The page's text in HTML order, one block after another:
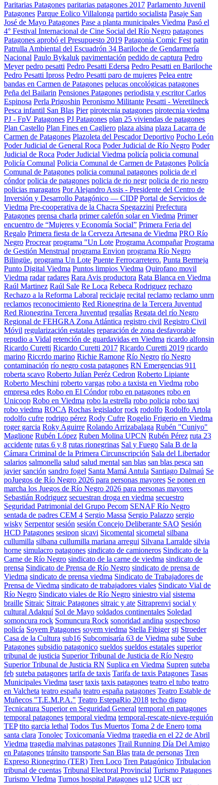
Paritarias Patagones paritarias patagones 2017 Parlamento Juvenil
Patagones Parque Eolico Villalonga partido socialista Pasaje San
José de Mayo Patagones Pase a planta municipales Viedma Pasó el
4° Festival Internacional de Cine Social del Río Negro patagones
Patagones aprobó el Presupuesto 2019 Patagonia Comic Fest patin
Patrulla Ambiental del Escuadrón 34 Bariloche de Gendarmería
Nacional Paulo Bykaluk pavimentación pedido de captura Pedro
Meyer pedro pesatti Pedro Pesatti Edersa Pedro Pesatti en Bariloche
Pedro Pesatti Ipross Pedro Pesatti paro de mujeres Pelea entre
bandas en Carmen de Patagones pelucas oncológicas patagones
Peña del Bailarin Pensiones Patagones periodista y escritor Carlos
Espinosa Perla Prigoshin Peronismo Militante Pesatti - Weretilneck
Pesca infantil San Blas Pier pirotecnia patagones pirotecnia viedma
PJ - FpV Patagones PJ Patagones plan 25 viviendas de patagones
Plan Castello Plan Fines en Cagliero plaza alsina plaza Lacarra de
Carmen de Patagones Plazoleta del Pescador Deportivo Pocho León
Poder Judicial de General Roca Poder Judicial de Río Negro Poder
Judicial de Roca Poder Judicial Viedma policía policia comunal
Policía Comunal Policia Comunal de Carmen de Patagones Policía
Comunal de Patagones policia comunal patagones policia de el
cóndor policia de patagones policia de rio negr policia de rio negro
policias maragatos Por Alejandro Assis - Presidente del Centro de
Inversión y Desarrollo Patagónico — CIDP Portal de Servicios de
Viedma Pre-cooperativa de la Chacra Spegazzini Prefectura
Patagones prensa charla primer calefón solar en Viedma Primer
encuentro de “Mujeres y Economía Social” Primera Feria del
Regalo Primera fiesta de la Cerveza Artesana de Viedma PRO Río
Negro Procrear programa "Un Lote Programa Acompañar Programa
de Gestión Menstrual programa Envion programa Río Negro
Bilingüe. programa Un Lote Puente Ferrocarretero. Punta Bermeja
Punto Digital Viedma Puntos limpios Viedma Quirofano movil
Viedma radar radares Rara Avis productora Rata Blanca en Viedma
Raúl Martinez Raúl Sale Re Loca Rebeca Rodriguez rechazo
Rechazo a la Reforma Laboral reciclaje recital reclamo reclamo unrn
reclamos reconocimiento Red Rionegrina de la Tercera Juventud
Red Rionegrina Tercera Juventud regalías Regata del río Negro
Regional de FEHGRA Zona Atlántica registro civil Registro Civil
Móvil regularización estatales reparación de zona desfavorable
repudio a Vidal retención de guardavidas en Viedma ricardo alfonsin
Ricardo Curetti Ricardo Curetti 2017 Ricardo Curetti 2019 ricardo
marino Riccrdo marino Richie Ramone Río Negro río Negro
contaminación río negro costa patagones RN Emergencias 911
roberta scavo Roberto Julían Peréz Cedron Roberto Lipiante
Roberto Meschini roberto vargas robo a taxista en Viedma robo
empresa edes Robo en El Cóndor robo en patagones robo en
Unicoop Robo en Viedma robo la estrella robo policia robo taxi
robo viedma ROCA Rochas legislador rock rodolfo Rodolfo Artola
rodolfo cufre rodrigo pérez Rody Cufre Rogelio Frigerio en Viedma
roger garcia Roky Aguirre Rolando Arrizabalaga Rubén "Cuniyo"
Maglione Rubén López Ruben Molina UPCN Rubén Pérez ruta 23
accidente rutas 6 y 8 rutas rionegrinas Sal y Fuego Sala B de la
Cámara Criminal de la Primera Circunscripción Sala del Libertador
salarios salmonella salud salud mental san blas san blas pesca san
javier sanción sandro fogel Santa Mamá Antula Santiago Dalmaú Se
poJuegos de Río Negro 2026 para personas mayores Se ponen en
marcha los Juegos de Río Negro 2026 para personas mayores
Sebastián Rodriguez secuestran droga en viedma secuestro
Seguridad Patrimonial del Grupo Pecom SENAF Río Negro
sentada de padres CEM 4 Sergio Massa Sergio Palazzo sergio
wisky Serpentor sesión sesión Concejo Deliberante SAO Sesión
HCD Patagones sesipon sicavi Sicomental sicometal silbana
cullumilla silbana cullumilla mariana arregui Silvana Larralde silvia
horne simulacro patagones sindicato de camioneros Sindicato de la
Carne de Río Negro sindicato de la carne de viedma sindicato de
prensa Sindicato de Prensa de Río Negro sindicato de prensa de
Viedma sindicato de prensa viedma Sindicato de Trabajadores de
Prensa de Viedma sindicato de trabajadores viales Sindicato Vial de
Río Negro Sindicato viales de Río Negro siniestro vial sistema
braille Sitraic Sitraic Patagones sitraic y ate Sitraprenvi social y
cultural Adalquí Sol de Mayo soldados continentales Soledad
somoncura rock Somuncura Rock sonoridad andina sospechoso
policía Soyem Patagones soyem viedma Stella Fibiger stj Stroeder
Casa de la Cultura sub16 Subcomisaría 63 de Viedma sube Sube
Patagones subsidio patagonico sueldos sueldos estatales superior
tribunal de justicia Superior Tribunal de Justicia de Río Negro
Superior Tribunal de Justicia RN Suplica en Viedma Supren suteba
feb suteba patagones tarifa de taxis Tarifa de taxis Patagones Tasas
Municipales Viedma taser taxis taxis patagones teatro el tubo teatro
en Valcheta teatro españa teatro españa patagones Teatro Estable de
Muñecos "T.E.M.P.A." Teatro EstepaRio 2018 techo digno
Tecnicatura Superior en Seguridad General temporal en patagones
temporal patagones temporal viedma temporal-rescate-nieve-reguión
TEP tito garcia lethal Todos Tus Muertos Toma 2 de Enero toma
santa clara Tonolec Toxicomanía Viedma tragedia en el 22 de Abril
Viedma tragedia malvinas patagones Trail Running Día Del Amigo
en Patagones tránsito transporte San Blas trata de personas Tren
Expreso Rionegrino (TER) Tren Loco Tren Patagónico Tribulacion
tribunal de cuentas Tribunal Electoral Provincial Turismo Patagones
Turismo VIedma Turnos hospital Patagones u12 UCR ucr